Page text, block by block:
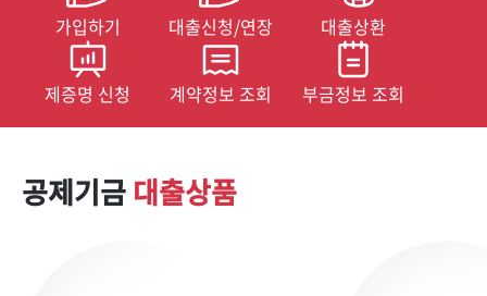
가입하기 대출신청/연장 대출상환
제증명 신청 계약정보 조회 부금정보 조회
공제기금 대출상품